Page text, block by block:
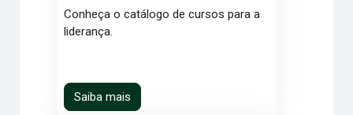
Conheça o catálogo de cursos para a
liderança.
Saiba mais